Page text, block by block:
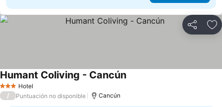
Compartir
3 Estrellas
Hotel
Humant Coliving - Cancún
/ Puntuación no disponible Cancún